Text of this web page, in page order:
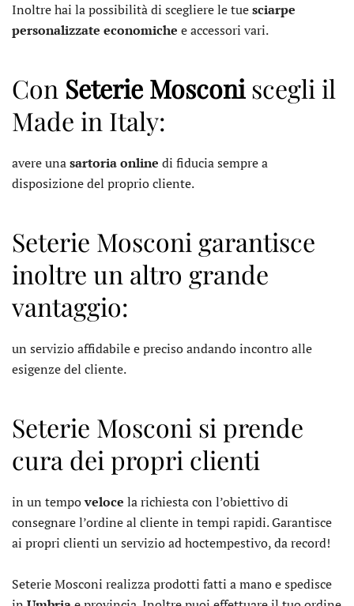
Inoltre hai la possibilità di scegliere le tuesciarpe
personalizzate economiche e accessori vari.
Con Seterie Mosconiscegli il
Made in Italy:
avere unasartoria online di fiducia sempre a
disposizione del proprio cliente.
Seterie Mosconi garantisce
inoltre un altro grande
vantaggio:
un servizio affidabile e preciso andando incontro alle
esigenze del cliente.
Seterie Mosconi si prende
cura dei propri clienti
in un tempoveloce la richiesta con l’obiettivo di
consegnare l’ordine al cliente in tempi rapidi. Garantisce
ai propri clienti un servizio ad hoctempestivo, da record!
Seterie Mosconi realizza prodotti fatti a mano e spedisce